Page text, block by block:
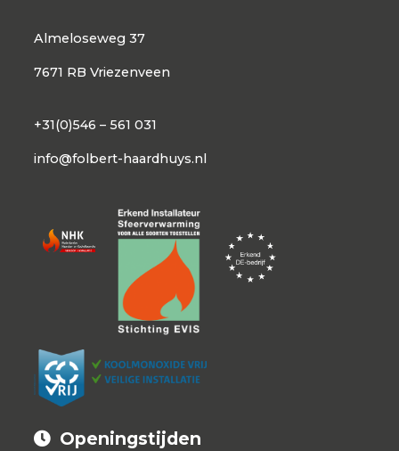
Almeloseweg 37
7671 RB Vriezenveen
+31(0)546 – 561 031
info@folbert-haardhuys.nl
Openingstijden